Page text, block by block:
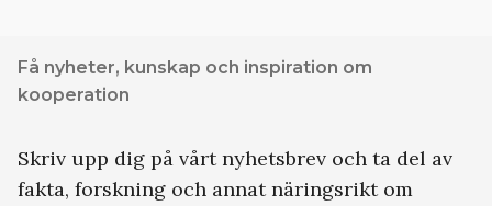
Få nyheter, kunskap och inspiration om
kooperation
Skriv upp dig på vårt nyhetsbrev och ta del av
fakta, forskning och annat näringsrikt om